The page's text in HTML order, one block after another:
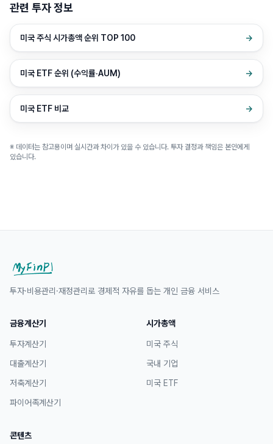
관련 투자 정보
미국 주식 시가총액 순위 TOP 100 →
미국 ETF 순위 (수익률·AUM) →
미국 ETF 비교 →
※ 데이터는 참고용이며 실시간과 차이가 있을 수 있습니다. 투자 결정과 책임은 본인에게
있습니다.
투자·비용관리·재정관리로 경제적 자유를 돕는 개인 금융 서비스
금융계산기
투자계산기
대출계산기
저축계산기
파이어족계산기
시가총액
미국 주식
국내 기업
미국 ETF
콘텐츠